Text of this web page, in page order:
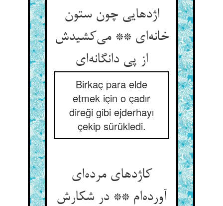
اژدهایی چون ستون
خانه‌ای ** می‌کشیدش
از پی دانگانه‌ای
Birkaç para elde
etmek için o çadır
direği gibi ejderhayı
çekip sürükledi.
کاژدهای مرده‌ای
آورده‌ام ** در شکارش